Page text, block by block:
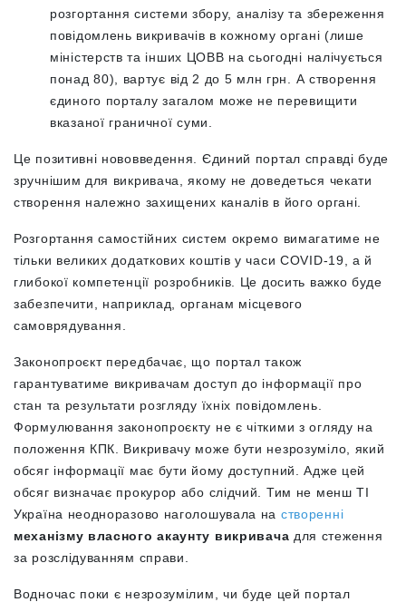
розгортання системи збору, аналізу та збереження
повідомлень викривачів в кожному органі (лише
міністерств та інших ЦОВВ на сьогодні налічується
понад 80), вартує від 2 до 5 млн грн. А створення
єдиного порталу загалом може не перевищити
вказаної граничної суми.
Це позитивні нововведення. Єдиний портал справді буде
зручнішим для викривача, якому не доведеться чекати
створення належно захищених каналів в його органі.
Розгортання самостійних систем окремо вимагатиме не
тільки великих додаткових коштів у часи COVID-19, а й
глибокої компетенції розробників. Це досить важко буде
забезпечити, наприклад, органам місцевого
самоврядування.
Законопроєкт передбачає, що портал також
гарантуватиме викривачам доступ до інформації про
стан та результати розгляду їхніх повідомлень.
Формулювання законопроєкту не є чіткими з огляду на
положення КПК. Викривачу може бути незрозуміло, який
обсяг інформації має бути йому доступний. Адже цей
обсяг визначає прокурор або слідчий.
Тим не менш ТІ
Україна неодноразово наголошувала на створенні
механізму власного акаунту викривача для стеження
за розслідуванням справи.
Водночас поки є незрозумілим, чи буде цей портал